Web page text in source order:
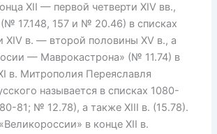
XII — первой четверти XIV вв.,
17.148, 157 и № 20.46) в списках
XIV в. — второй половины XV в., а
— Маврокастрона» (№ 11.74) в
в. Митрополия Переяславля
называется в списках 1080-
81; № 12.78), а также XIII в. (15.78).
в конце XII в.